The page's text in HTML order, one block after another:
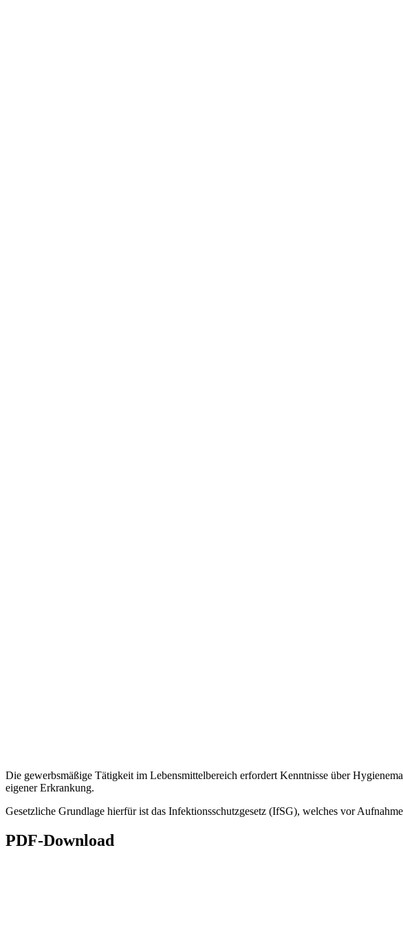
Die gewerbsmäßige Tätigkeit im Lebensmittelbereich erfordert Kenntnisse über
eigener Erkrankung.
Gesetzliche Grundlage hierfür ist das Infektionsschutzgesetz (IfSG), welches vor
PDF-Download